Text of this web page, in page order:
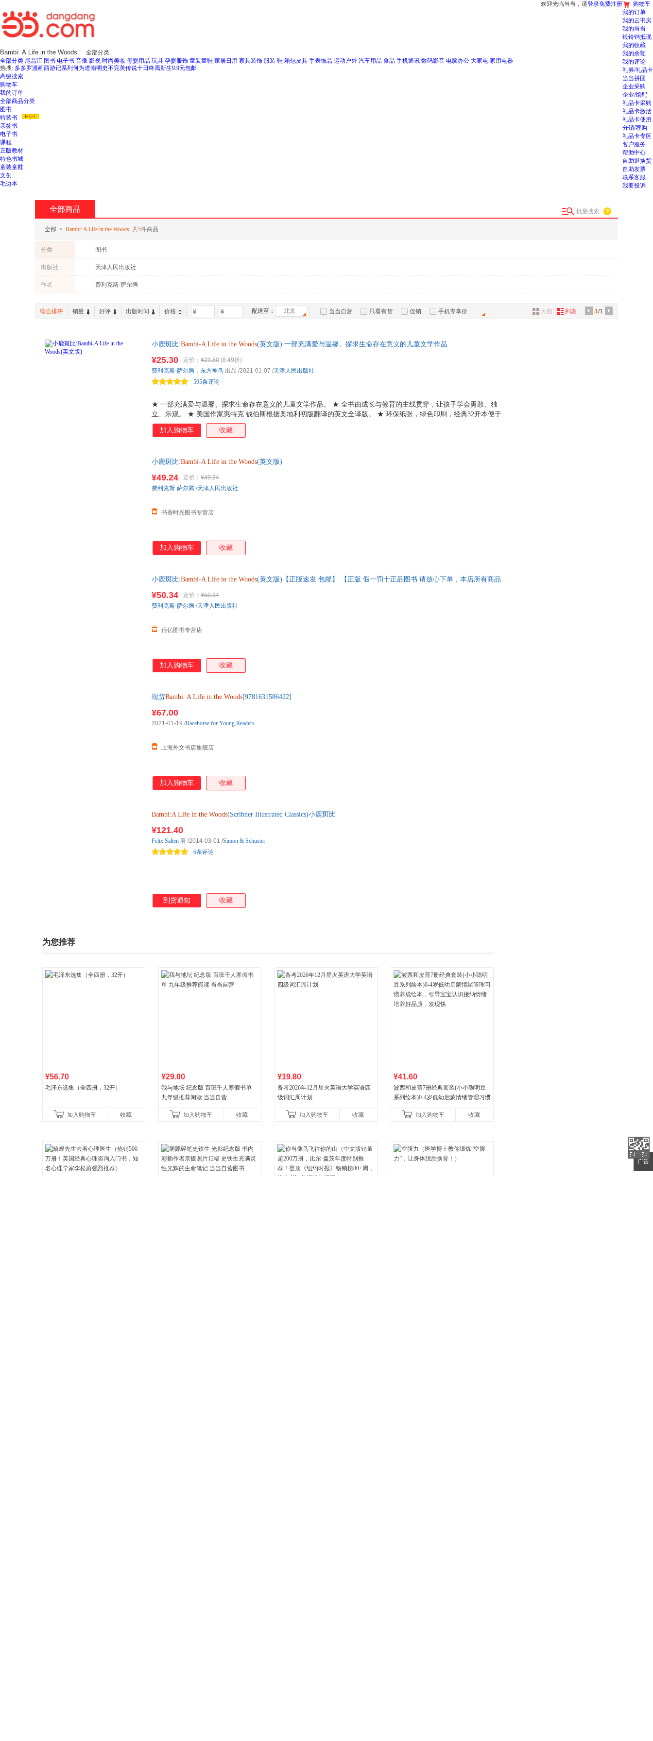
欢迎光临当当，请登录免费注册
购物车
我的订单
我的云书房
我的当当
银铃铛抵现
我的收藏
我的余额
我的评论
礼券/礼品卡
当当拼团
企业采购
企业/馆配
礼品卡采购
礼品卡激活
礼品卡使用
分销/荐购
礼品卡专区
客户服务
帮助中心
自助退换货
自助发票
联系客服
我要投诉
全部分类
全部分类 尾品汇 图书 电子书 音像 影视 时尚美妆 母婴用品 玩具 孕婴服饰 童装童鞋 家居日用 家具装饰 服装 鞋 箱包皮具 手表饰品 运动户外 汽车用品 食品 手机通讯 数码影音 电脑办公 大家电 家用电器
热搜: 多多罗漫画西游记系列 何为道南明史不完美传说十日终焉新生9.9元包邮
高级搜索
购物车
我的订单
全部商品分类
图书
特装书
亲签书
电子书
课程
正版教材
特色书城
童装童鞋
文创
毛边本
全部商品 批量搜索
全部 > Bambi: A Life in the Woods 共5件商品
分类 图书
出版社 天津人民出版社
作者 费利克斯·萨尔腾
综合排序 销量 好评 出版时间 价格 - 配送至： 北京 当当自营 只看有货 促销 手机专享价 1/1
大图 列表
小鹿斑比:Bambi-A Life in the Woods(英文版) 一部充满爱与温馨、探求生命存在意义的儿童文学作品
★ 一部充满爱与温馨、探求生命存在意义的儿童文学作品。 ★ 全书由成长与教育的主线贯穿，让孩子学会勇敢、独
立、乐观。 ★ 美国作家惠特克 钱伯斯根据奥地利初版翻译的英文全译版。 ★ 环保纸张，绿色印刷，经典32开本便于
随身携带阅读。 ★ 学好英语，从原版阅读开始。
¥25.30 定价： ¥29.80 (8.49折)
595条评论
费利克斯·萨尔腾 ， 东方神鸟 出品 /2021-01-07 /天津人民出版社
加入购物车 收藏
小鹿斑比:Bambi-A Life in the Woods(英文版)
¥49.24 定价： ¥49.24
书香时光图书专营店
费利克斯·萨尔腾 /天津人民出版社
加入购物车 收藏
小鹿斑比:Bambi-A Life in the Woods(英文版)【正版速发 包邮】 【正版 假一罚十正品图书 请放心下单，本店所有商品
¥50.34 定价： ¥50.34
佰亿图书专营店
费利克斯·萨尔腾 /天津人民出版社
加入购物车 收藏
现货Bambi: A Life in the Woods[9781631586422]
¥67.00
上海外文书店旗舰店
2021-01-19 /Racehorse for Young Readers
加入购物车 收藏
Bambi:A Life in the Woods(Scribner Illustrated Classics)小鹿斑比
¥121.40
6条评论
Felix Salten 著 /2014-03-01 /Simon & Schuster
到货通知 收藏
为您推荐
¥56.70
毛泽东选集（全四册，32开）
加入购物车 收藏
¥29.00
我与地坛 纪念版 百班千人寒假书单
九年级推荐阅读 当当自营
加入购物车 收藏
¥19.80
备考2026年12月星火英语大学英语四
级词汇周计划
加入购物车 收藏
¥41.60
波西和皮普7册经典套装(小小聪明豆
系列绘本)0-4岁低幼启蒙情绪管理习惯
养好品质，发现快
加入购物车 收藏
广告